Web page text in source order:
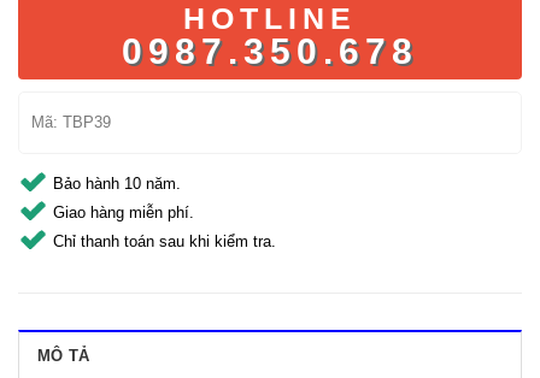
HOTLINE
0987.350.678
Mã: TBP39
Bảo hành 10 năm.
Giao hàng miễn phí.
Chỉ thanh toán sau khi kiểm tra.
MÔ TẢ